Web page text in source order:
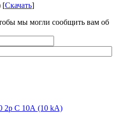
[Скачать]
мы могли сообщить вам об
2p C 10А (10 kA)